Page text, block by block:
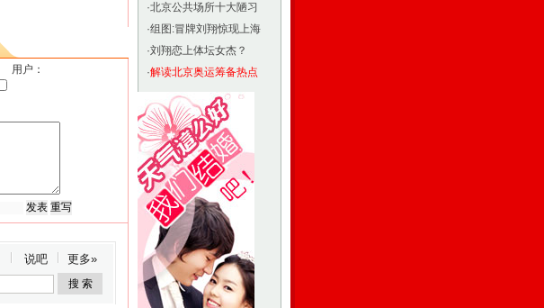
用户：
说吧 更多»
·北京公共场所十大陋习
·组图:冒牌刘翔惊现上海
·刘翔恋上体坛女杰？
·解读北京奥运筹备热点